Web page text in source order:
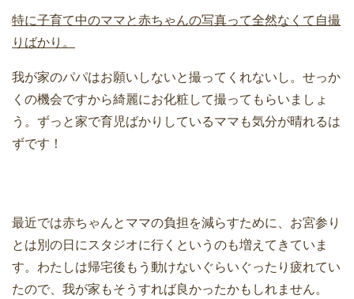
特に子育て中のママと赤ちゃんの写真って全然なくて自撮
りばかり。
我が家のパパはお願いしないと撮ってくれないし。せっか
くの機会ですから綺麗にお化粧して撮ってもらいましょ
う。ずっと家で育児ばかりしているママも気分が晴れるは
ずです！
最近では赤ちゃんとママの負担を減らすために、お宮参り
とは別の日にスタジオに行くというのも増えてきていま
す。わたしは帰宅後もう動けないぐらいぐったり疲れてい
たので、我が家もそうすれば良かったかもしれません。